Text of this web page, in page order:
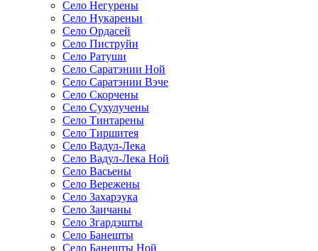
Село Негурены
Село Нукареньи
Село Ордасей
Село Пиструйи
Село Ратуши
Село Саратэнии Ной
Село Саратэнии Вэче
Село Скорчены
Село Сухулучены
Село Тинтарены
Село Тиршитея
Село Вадул-Лека
Село Вадул-Лека Ной
Село Васьены
Село Вережены
Село Захарэука
Село Заичаны
Село Згардэшты
Село Банешты
Село Банешты Ной